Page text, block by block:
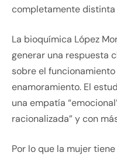
completamente distinta
La bioquímica López
generar una respuesta
sobre el
enamoramiento. El
una empatía
racionalizada” y con
Por lo que la mujer